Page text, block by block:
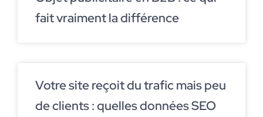
fait vraiment la différence
Votre site reçoit du trafic mais peu
de clients : quelles données SEO